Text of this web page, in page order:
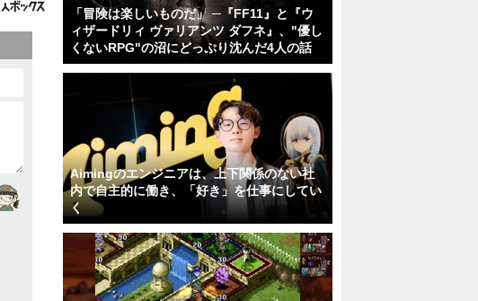
「冒険は楽しいものだ」 ─『FF11』と『ウ
ィザードリィ ヴァリアンツ ダフネ』、"優し
くないRPG"の沼にどっぷり沈んだ4人の話
Aimingのエンジニアは、上下関係のない社
内で自主的に働き、「好き」を仕事にしてい
く